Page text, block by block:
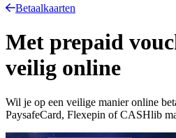
Betaalkaarten
Met prepaid
veilig online
Wil je op een veilige manier online
PaysafeCard, Flexepin of CASHlib